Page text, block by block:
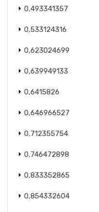
0,493341357
0,533124316
0,623024699
0,639949133
0,6415826
0,646966527
0,712355754
0,746472898
0,833352865
0,854332604